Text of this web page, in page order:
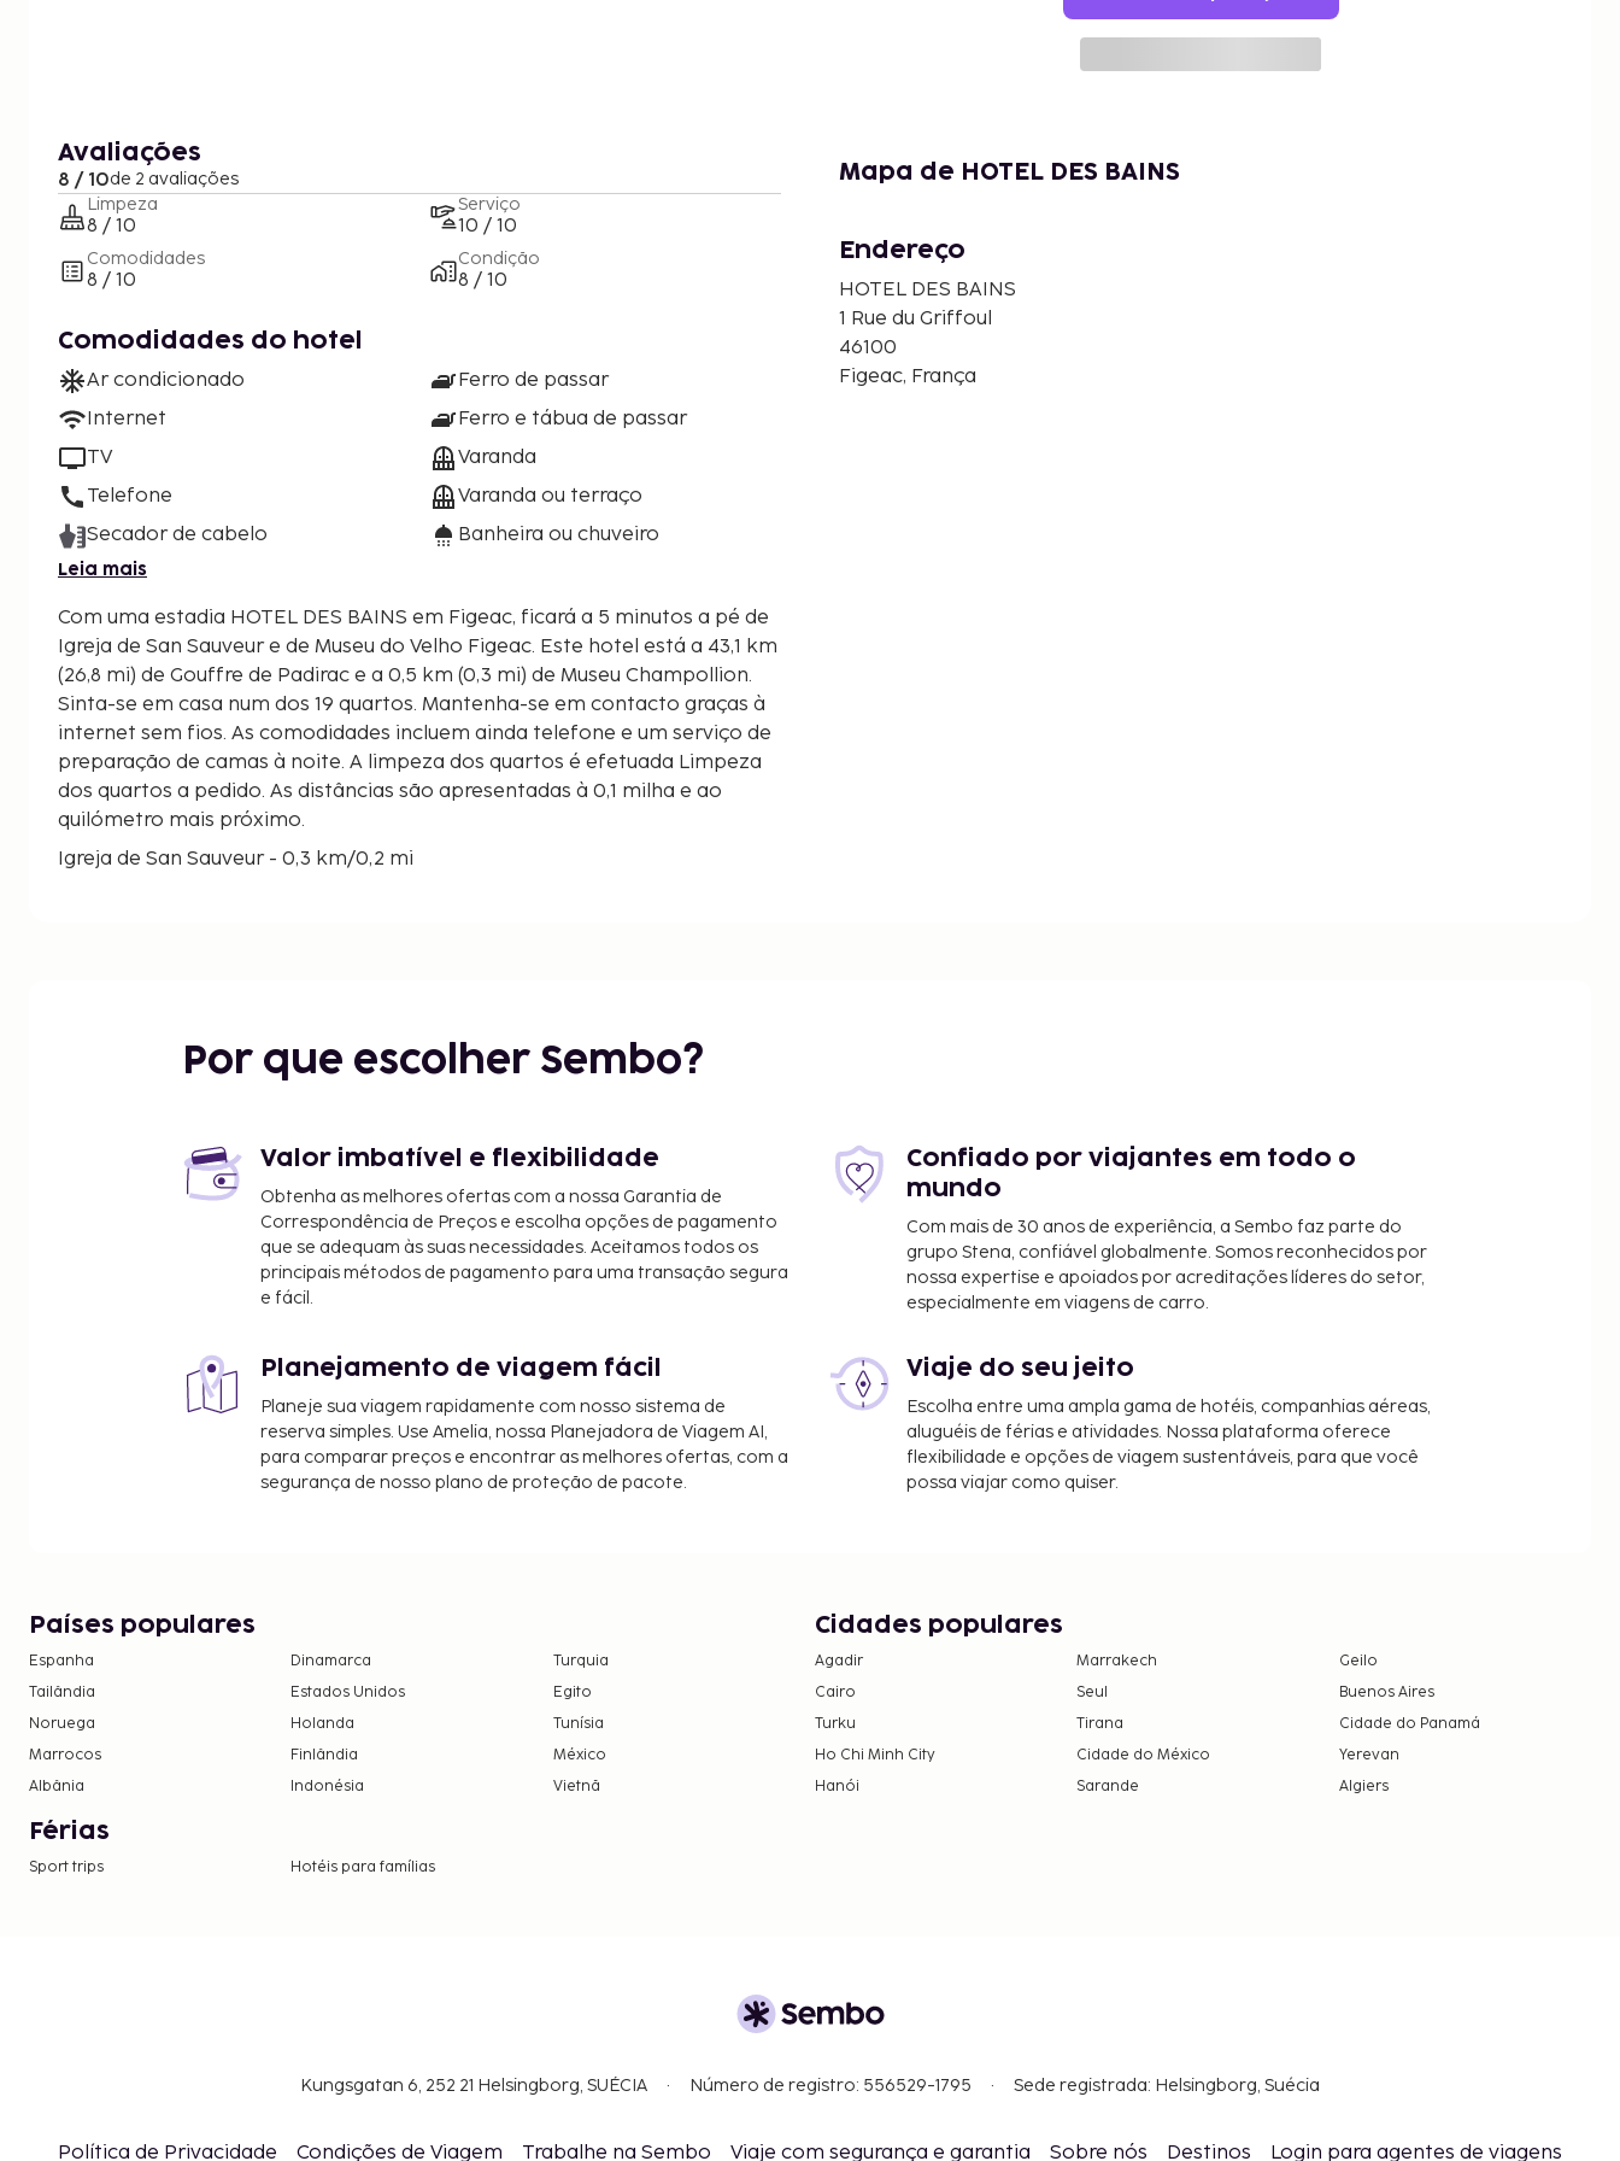
Avaliações
8 / 10de 2 avaliações
Limpeza
8 / 10
Comodidades
8 / 10
Serviço
10 / 10
Condição
8 / 10
Comodidades do hotel
Ar condicionado
Internet
TV
Telefone
Secador de cabelo
Ferro de passar
Ferro e tábua de passar
Varanda
Varanda ou terraço
Banheira ou chuveiro
Leia mais
Com uma estadia HOTEL DES BAINS em Figeac, ficará a 5 minutos a pé de
Igreja de San Sauveur e de Museu do Velho Figeac. Este hotel está a 43,1 km
(26,8 mi) de Gouffre de Padirac e a 0,5 km (0,3 mi) de Museu Champollion.
Sinta-se em casa num dos 19 quartos. Mantenha-se em contacto graças à
internet sem fios. As comodidades incluem ainda telefone e um serviço de
preparação de camas à noite. A limpeza dos quartos é efetuada Limpeza
dos quartos a pedido. As distâncias são apresentadas à 0,1 milha e ao
quilómetro mais próximo.
Igreja de San Sauveur - 0,3 km/0,2 mi
Cap Nature Figeac - 2,7 km/1,7 mi
Cave of Foissac - 17,2 km/10,7 mi
Château d'Assier - 20,8 km/12,9 mi
Piscine Municipale - 22,1 km/13,7 mi
Maison des Arts Georges Pompidou - 24,6 km/15,3 mi
Musée de la Mine Lucien Mazars - 29,3 km/18,2 mi
Os aeroportos mais próximos são:
Aurillac (AUR-Tronquieres) - 59,5 km/37 mi
A receção está aberta durante um horário limitado. O hotel serve
pequenos-almoços continentais diariamente entre as 7:00 e as 9:30
mediante uma sobretaxa.
O alojamento irá solicitar-lhe o pagamento dos seguintes custos. Podem
Incluímos todas as taxas que o alojamento nos comunicou.
A lista anterior pode não estar completa. As taxas e os depósitos podem
não incluir impostos e estão sujeitos a alterações.
Devido às regulamentações nacionais, as transações em numerário
informações, contacte o alojamento através dos dados que constam
Mapa de HOTEL DES BAINS
Endereço
HOTEL DES BAINS
1 Rue du Griffoul
46100
Figeac, França
Por que escolher Sembo?
Valor imbatível e flexibilidade
Obtenha as melhores ofertas com a nossa Garantia de
Correspondência de Preços e escolha opções de pagamento
que se adequam às suas necessidades. Aceitamos todos os
principais métodos de pagamento para uma transação segura
e fácil.
Confiado por viajantes em todo o
mundo
Com mais de 30 anos de experiência, a Sembo faz parte do
grupo Stena, confiável globalmente. Somos reconhecidos por
nossa expertise e apoiados por acreditações líderes do setor,
especialmente em viagens de carro.
Planejamento de viagem fácil
Planeje sua viagem rapidamente com nosso sistema de
reserva simples. Use Amelia, nossa Planejadora de Viagem AI,
para comparar preços e encontrar as melhores ofertas, com a
segurança de nosso plano de proteção de pacote.
Viaje do seu jeito
Escolha entre uma ampla gama de hotéis, companhias aéreas,
aluguéis de férias e atividades. Nossa plataforma oferece
flexibilidade e opções de viagem sustentáveis, para que você
possa viajar como quiser.
Países populares
Espanha Dinamarca
Turquia
Tailândia
Estados Unidos
Egito
Noruega
Holanda
Tunísia
Marrocos
Finlândia
México
Albânia
Indonésia Vietnã
Cidades populares
Agadir Marrakech
Geilo
Cairo
Seul
Buenos Aires
Turku
Tirana
Cidade do Panamá
Ho Chi Minh City
Cidade do México
Yerevan
Hanói
Sarande Algiers
Férias
Sport trips Hotéis para famílias
Kungsgatan 6, 252 21 Helsingborg, SUÉCIA Número de registro: 556529-1795 Sede registrada: Helsingborg, Suécia
Política de Privacidade Condições de Viagem Trabalhe na Sembo Viaje com segurança e garantia Sobre nós Destinos Login para agentes de viagens